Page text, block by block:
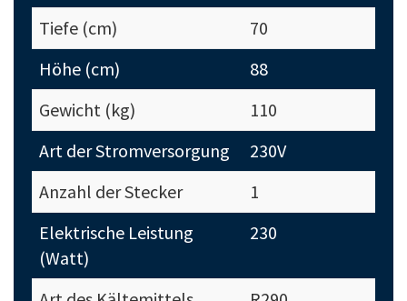
Tiefe (cm)
70
Höhe (cm)
88
Gewicht (kg)
110
Art der Stromversorgung
230V
Anzahl der Stecker
1
Elektrische Leistung
(Watt)
230